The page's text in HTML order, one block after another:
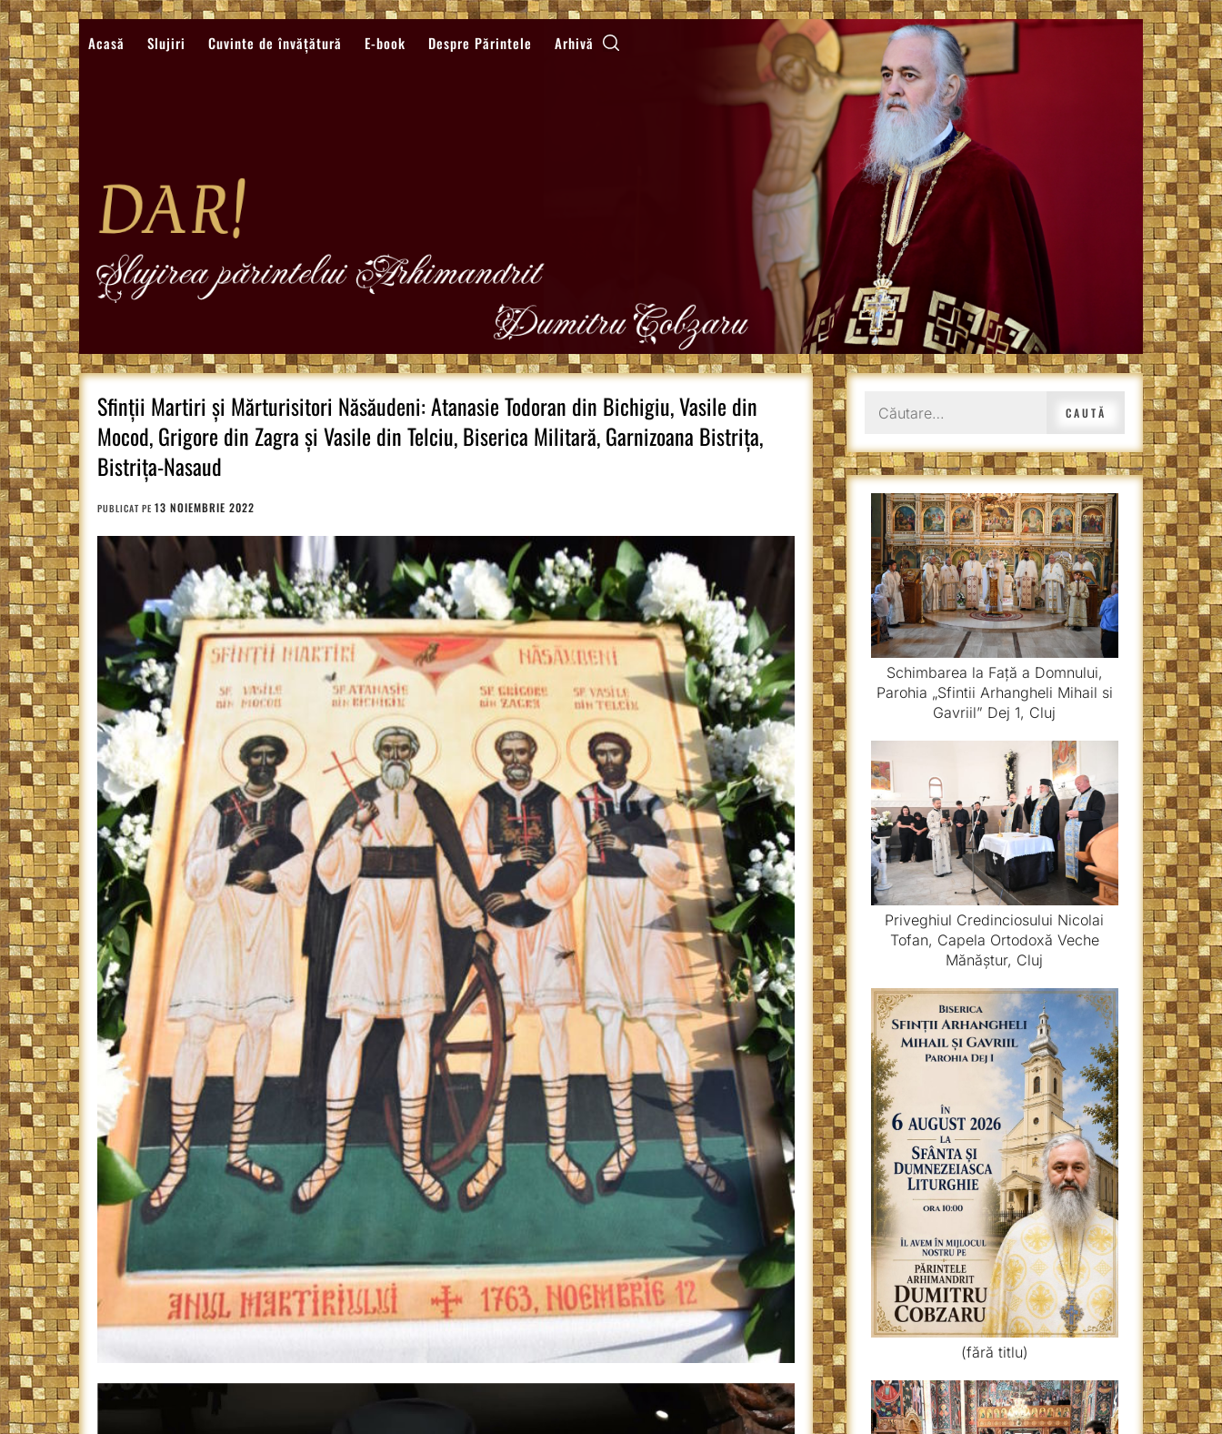
Sari
la
conținut
Acasă Slujiri Cuvinte de învățătură E-book Despre Părintele Arhivă
Sfinții Martiri și Mărturisitori Năsăudeni: Atanasie Todoran din Bichigiu, Vasile din
Mocod, Grigore din Zagra și Vasile din Telciu, Biserica Militară, Garnizoana Bistrița,
Bistrița-Nasaud
PUBLICAT PE 13 NOIEMBRIE 2022
după:
Schimbarea la Față a Domnului,
Parohia „Sfintii Arhangheli Mihail si
Gavriil” Dej 1, Cluj
Priveghiul Credinciosului Nicolai
Tofan, Capela Ortodoxă Veche
Mănăștur, Cluj
(fără titlu)